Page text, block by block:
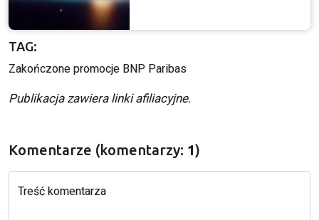
TAG:
Zakończone promocje BNP Paribas
Publikacja zawiera linki afiliacyjne.
Komentarze (komentarzy: 1)
Treść komentarza